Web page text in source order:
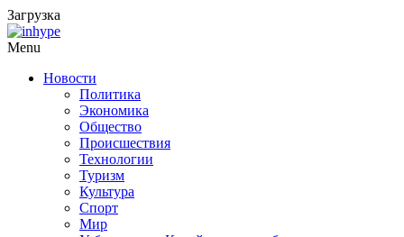
Загрузка
Menu
Новости
Политика
Экономика
Общество
Происшествия
Технологии
Туризм
Культура
Спорт
Мир